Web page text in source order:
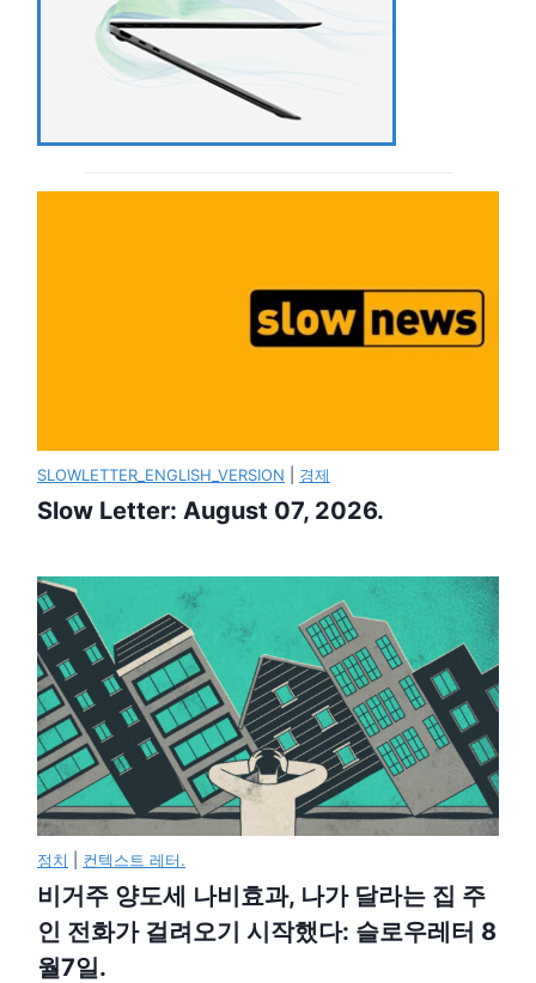
SLOWLETTER_ENGLISH_VERSION 경제
Slow Letter: August 07, 2026.
정치 컨텍스트 레터.
비거주 양도세 나비효과, 나가 달라는 집 주
인 전화가 걸려오기 시작했다: 슬로우레터 8
월7일.